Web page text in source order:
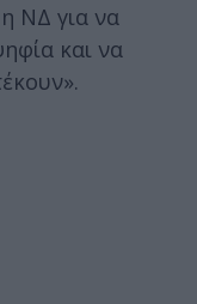
ΝΔ για να
και να